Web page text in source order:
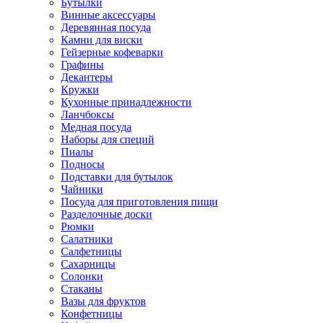
Бутылки
Винные аксессуары
Деревянная посуда
Камни для виски
Гейзерные кофеварки
Графины
Декантеры
Кружки
Кухонные принадлежности
Ланчбоксы
Медная посуда
Наборы для специй
Пиалы
Подносы
Подставки для бутылок
Чайники
Посуда для приготовления пищи
Разделочные доски
Рюмки
Салатники
Салфетницы
Сахарницы
Солонки
Стаканы
Вазы для фруктов
Конфетницы